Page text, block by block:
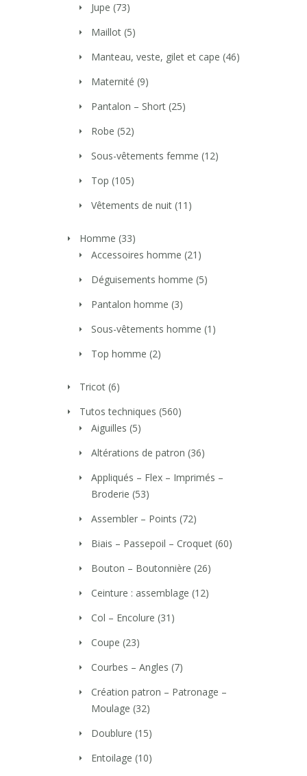
Jupe (73)
Maillot (5)
Manteau, veste, gilet et cape (46)
Maternité (9)
Pantalon – Short (25)
Robe (52)
Sous-vêtements femme (12)
Top (105)
Vêtements de nuit (11)
Homme (33)
Accessoires homme (21)
Déguisements homme (5)
Pantalon homme (3)
Sous-vêtements homme (1)
Top homme (2)
Tricot (6)
Tutos techniques (560)
Aiguilles (5)
Altérations de patron (36)
Appliqués – Flex – Imprimés –
Broderie (53)
Assembler – Points (72)
Biais – Passepoil – Croquet (60)
Bouton – Boutonnière (26)
Ceinture : assemblage (12)
Col – Encolure (31)
Coupe (23)
Courbes – Angles (7)
Création patron – Patronage –
Moulage (32)
Doublure (15)
Entoilage (10)